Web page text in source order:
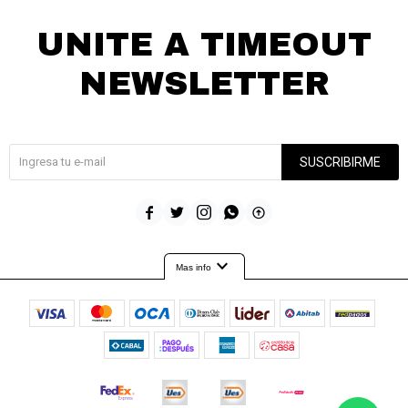
UNITE A TIMEOUT
NEWSLETTER
SUSCRIBIRME
    
Mas infoexpand_more